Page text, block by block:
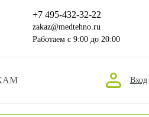
+7 495-432-32-22
zakaz@medtehno.ru
Работаем с 9:00 до 20:00
Вход